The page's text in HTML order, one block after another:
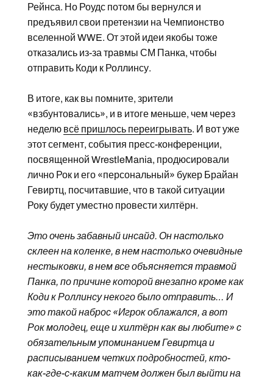
Рейнса. Но Роудс потом бы вернулся и
предъявил свои претензии на Чемпионство
вселенной WWE. От этой идеи якобы тоже
отказались из-за травмы СМ Панка, чтобы
отправить Коди к Роллинсу.
В итоге, как вы помните, зрители
«взбунтовались», и в итоге меньше, чем через
неделю всё пришлось переигрывать. И вот уже
этот сегмент, события пресс-конференции,
посвященной WrestleMania, продюсировали
лично Рок и его «персональный» букер Брайан
Гевиртц, посчитавшие, что в такой ситуации
Року будет уместно провести хилтёрн.
Это очень забавный инсайд. Он настолько
склеен на коленке, в нем настолько очевидные
нестыковки, в нем все объясняется травмой
Панка, по причине которой внезапно кроме как
Коди к Роллинсу некого было отправить… И
это такой наброс «Игрок облажался, а вот
Рок молодец, еще и хилтёрн как вы любите» с
обязательным упоминанием Гевиртца и
расписыванием четких подробностей, кто-
как-где-с-каким матчем должен был выйти на